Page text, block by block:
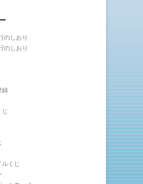
のしおり
のしおり
録
じ
ルくじ